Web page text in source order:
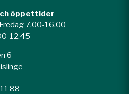
öppettider
7.00-16.00
12.45
6
88